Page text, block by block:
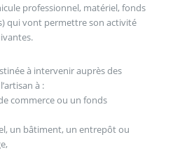
professionnel, matériel, fonds
qui vont permettre son activité
à intervenir auprès des
à :
commerce ou un fonds
un bâtiment, un entrepôt ou